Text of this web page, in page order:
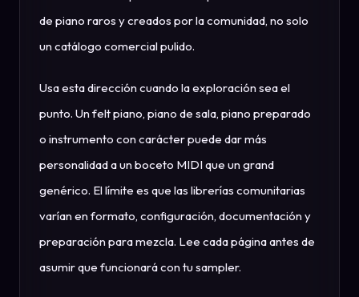
de piano raros y creados por la comunidad, no solo
un catálogo comercial pulido.
Usa esta dirección cuando la exploración sea el
punto. Un felt piano, piano de sala, piano preparado
o instrumento con carácter puede dar más
personalidad a un boceto MIDI que un grand
genérico. El límite es que las librerías comunitarias
varían en formato, configuración, documentación y
preparación para mezcla. Lee cada página antes de
asumir que funcionará con tu sampler.